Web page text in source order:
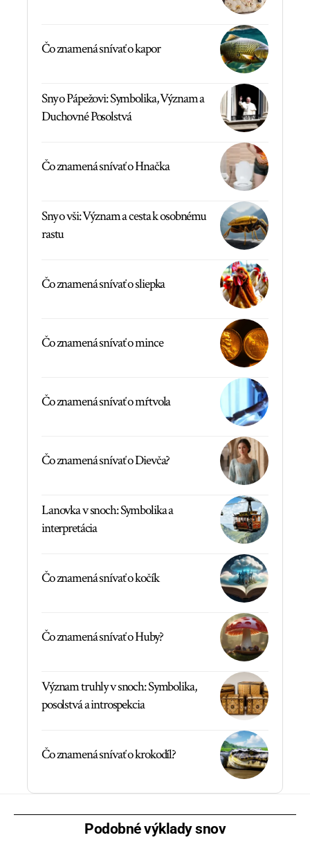
Čo znamená snívať o kapor
Sny o Pápežovi: Symbolika, Význam a
Duchovné Posolstvá
Čo znamená snívať o Hnačka
Sny o vši: Význam a cesta k osobnému
rastu
Čo znamená snívať o sliepka
Čo znamená snívať o mince
Čo znamená snívať o mŕtvola
Čo znamená snívať o Dievča?
Lanovka v snoch: Symbolika a
interpretácia
Čo znamená snívať o kočík
Čo znamená snívať o Huby?
Význam truhly v snoch: Symbolika,
posolstvá a introspekcia
Čo znamená snívať o krokodíl?
Podobné výklady snov